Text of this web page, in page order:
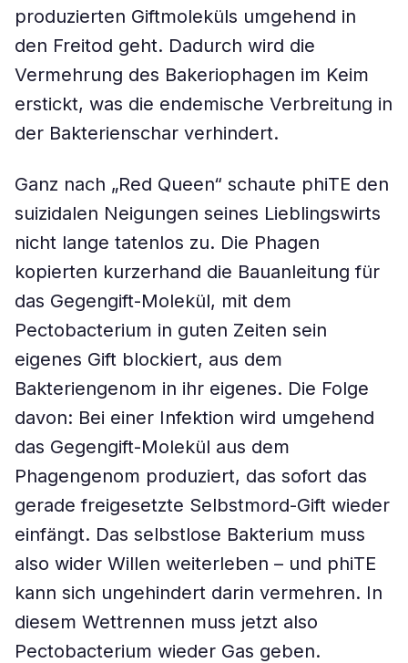
produzierten Giftmoleküls umgehend in
den Freitod geht. Dadurch wird die
Vermehrung des Bakeriophagen im Keim
erstickt, was die endemische Verbreitung in
der Bakterienschar verhindert.
Ganz nach „Red Queen“ schaute phiTE den
suizidalen Neigungen seines Lieblingswirts
nicht lange tatenlos zu. Die Phagen
kopierten kurzerhand die Bauanleitung für
das Gegengift-Molekül, mit dem
Pectobacterium in guten Zeiten sein
eigenes Gift blockiert, aus dem
Bakteriengenom in ihr eigenes. Die Folge
davon: Bei einer Infektion wird umgehend
das Gegengift-Molekül aus dem
Phagengenom produziert, das sofort das
gerade freigesetzte Selbstmord-Gift wieder
einfängt. Das selbstlose Bakterium muss
also wider Willen weiterleben – und phiTE
kann sich ungehindert darin vermehren. In
diesem Wettrennen muss jetzt also
Pectobacterium wieder Gas geben.